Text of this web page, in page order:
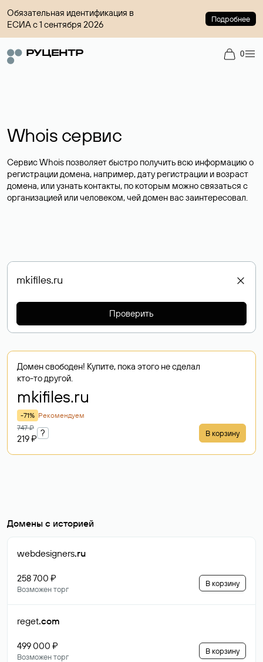
Обязательная идентификация в
ЕСИА с 1 сентября 2026
Подробнее
0
Whois сервис
Сервис Whois позволяет быстро получить всю информацию о
регистрации домена, например, дату регистрации и возраст
домена, или узнать контакты, по которым можно связаться с
организацией или человеком, чей домен вас заинтересовал.
Проверить
Домен свободен! Купите, пока этого не сделал
кто-то другой.
mkifiles.ru
-71% Рекомендуем
747 ₽
219 ₽
? В корзину
Домены с историей
webdesigners.ru
258 700 ₽
Возможен торг
В корзину
reget.com
499 000 ₽
Возможен торг
В корзину